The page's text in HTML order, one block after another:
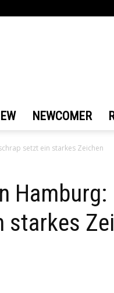
NEWCOMER
setzt ein starkes Zeichen
Hamburg:
starkes